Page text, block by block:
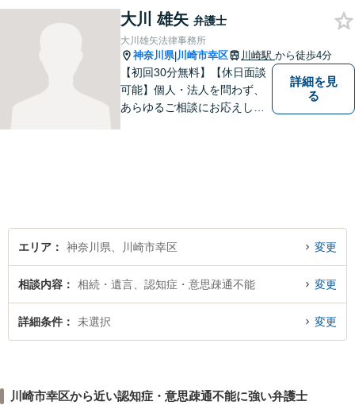
をしている方を救うため、全
力で取り組みます。
大川 雄矢 弁護士
大川雄矢法律事務所
神奈川県|川崎市幸区 川崎駅 から徒歩4分
【初回30分無料】【休日面談
可能】個人・法人を問わず、
あらゆるご相談にお応えしま
詳細を見
る
エリア 神奈川県、川崎市幸区 変更
相談内容 相続・遺言、認知症・意思疎通不能 変更
詳細条件 未選択 変更
川崎市幸区から近い認知症・意思疎通不能に強い弁護士